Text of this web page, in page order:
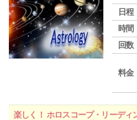
日程
時間
回数
料金
楽しく！ ホロスコープ・リーディ